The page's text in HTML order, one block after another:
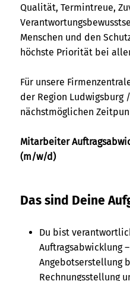
Qualität, Termintreue,
Menschen und den
höchste Priorität bei
Für unsere
der Region Ludwigsburg
nächstmöglichen
Mitarbeiter
(m/w/d)
Das sind Deine
Du bist
Auftragsabwicklung
Angebotserstellung
Rechnungsstellung